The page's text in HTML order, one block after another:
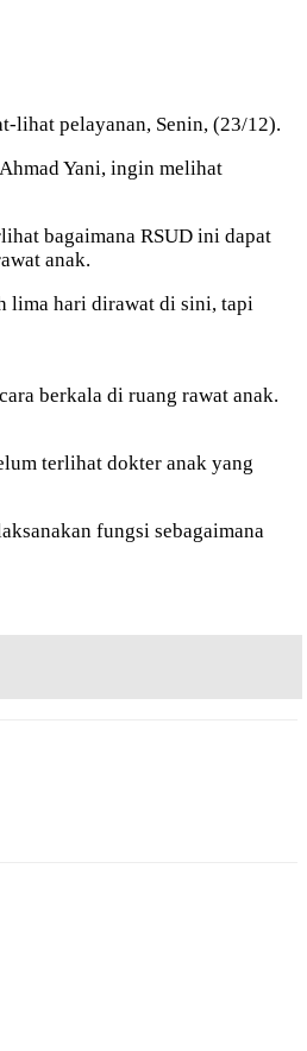
lihat pelayanan, Senin, (23/12).
Yani, ingin melihat
bagaimana RSUD ini dapat
anak.
lima hari dirawat di sini, tapi
berkala di ruang rawat anak.
terlihat dokter anak yang
fungsi sebagaimana